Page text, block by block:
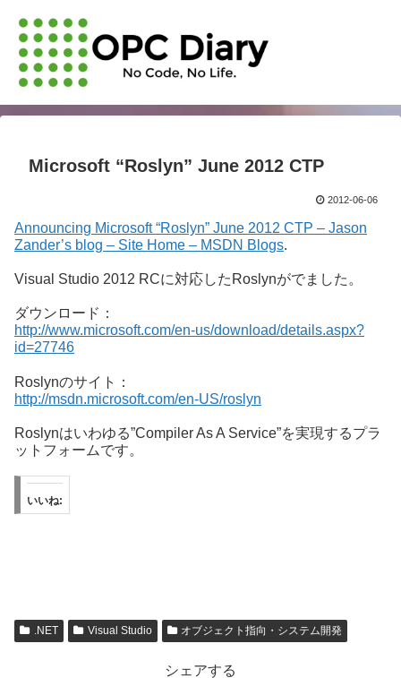
Microsoft “Roslyn” June 2012 CTP
2012-06-06
Announcing Microsoft “Roslyn” June 2012 CTP – Jason
Zander’s blog – Site Home – MSDN Blogs.
Visual Studio 2012 RCに対応したRoslynがでました。
ダウンロード：
http://www.microsoft.com/en-us/download/details.aspx?
id=27746
Roslynのサイト：
http://msdn.microsoft.com/en-US/roslyn
Roslynはいわゆる”Compiler As A Service”を実現するプラ
ットフォームです。
いいね:
.NET Visual Studio オブジェクト指向・システム開発
シェアする